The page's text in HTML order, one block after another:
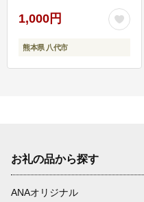
1,000円
熊本県 八代市
お礼の品から探す
ANAオリジナル